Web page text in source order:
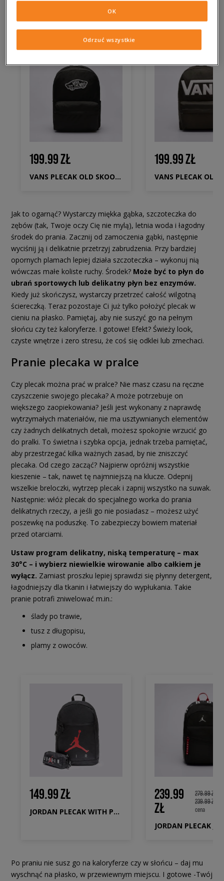
199.99 ZŁ
VANS PLECAK OLD SKOOL CLASSIC
199.99 ZŁ
Jak to ogarnąć? Wystarczy miękka gąbka, szczoteczka do
zębów (tak, Twoje oczy Cię nie mylą), letnia woda i łagodny
środek do prania. Zacznij od zamoczenia gąbki, następnie
wyciśnij ją i delikatnie przetrzyj zabrudzenia. Przy bardziej
opornych plamach lepiej działa szczoteczka – wykonuj nią
wówczas małe koliste ruchy. Środek? Może być to płyn do
ubrań sportowych lub delikatny płyn bez enzymów.
Kiedy już skończysz, wystarczy przetrzeć całość wilgotną
ściereczką. Teraz pozostaje Ci już tylko położyć plecak w
cieniu na płasko. Pamiętaj, aby nie suszyć go na pełnym
słońcu czy też kaloryferze. I gotowe! Efekt? Świeży look,
czyste wnętrze i zero stresu, że coś się odklei lub zmechaci.
Pranie plecaka w pralce
Czy plecak można prać w pralce? Nie masz czasu na ręczne
czyszczenie swojego plecaka? A może potrzebuje on
większego zaopiekowania? Jeśli jest wykonany z naprawdę
wytrzymałych materiałów, nie ma usztywnianych elementów
czy żadnych delikatnych detali, możesz spokojnie wrzucić go
do pralki. To świetna i szybka opcja, jednak trzeba pamiętać,
aby przestrzegać kilka ważnych zasad, by nie zniszczyć
plecaka. Od czego zacząć? Najpierw opróżnij wszystkie
kieszenie – tak, nawet tę najmniejszą na klucze. Odepnij
wszelkie breloczki, wytrzep plecak i zapnij wszystko na suwak.
Następnie: włóż plecak do specjalnego worka do prania
delikatnych rzeczy, a jeśli go nie posiadasz – możesz użyć
poszewkę na poduszkę. To zabezpieczy bowiem materiał
przed otarciami.
Ustaw program delikatny, niską temperaturę – max
30°C – i wybierz niewielkie wirowanie albo całkiem je
wyłącz. Zamiast proszku lepiej sprawdzi się płynny detergent,
łagodniejszy dla tkanin i łatwiejszy do wypłukania. Takie
pranie potrafi zniwelować m.in.:
ślady po trawie,
tusz z długopisu,
plamy z owoców.
149.99 ZŁ
JORDAN PLECAK WITH PENCIL CASE
239.99
ZŁ
279.99 ZŁ
239.99 ZŁ
cena
Po praniu nie susz go na kaloryferze czy w słońcu – daj mu
wyschnąć na płasko, w przewiewnym miejscu. I gotowe -Twój
Odrzuć wszystkie
OK